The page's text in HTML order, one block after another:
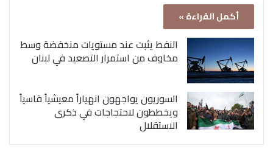
أكمل القراءة »
النفط يثبت عند مستويات منخفضة وسط
مخاوف من استمرار التصعيد في لبنان
السوريون يواجهون انهياراً معيشياً قاسياً
ويخططون لاحتجاجات في ذكرى
الاستقلال